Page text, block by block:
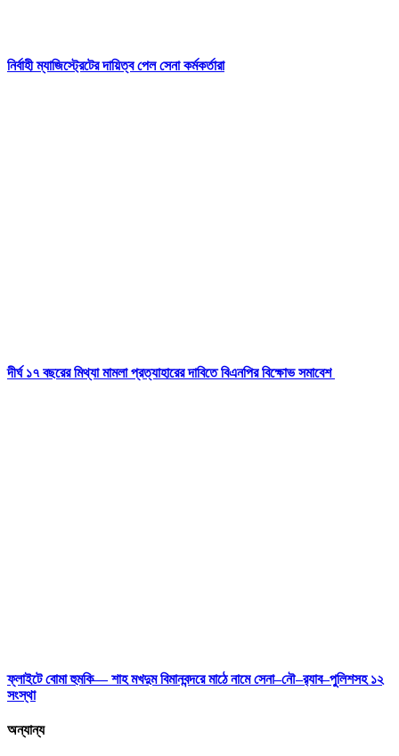
নির্বাহী ম্যাজিস্ট্রেটের দায়িত্ব পেল সেনা কর্মকর্তারা
দীর্ঘ ১৭ বছরের মিথ্যা মামলা প্রত্যাহারের দাবিতে বিএনপির বিক্ষোভ সমাবেশ
ফ্লাইটে বোমা হুমকি— শাহ মখদুম বিমানবন্দরে মাঠে নামে সেনা–নৌ–র‍্যাব–পুলিশসহ ১২
সংস্থা
অন্যান্য